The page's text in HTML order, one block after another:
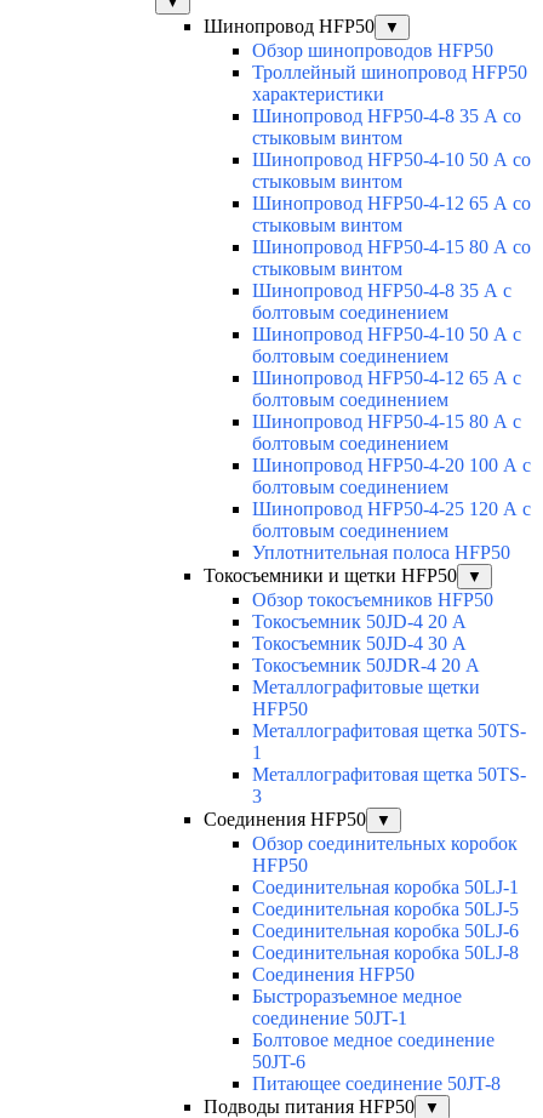
Шинопровод HFP50 ▼
Обзор шинопроводов HFP50
Троллейный шинопровод HFP50
характеристики
Шинопровод HFP50-4-8 35 А со
стыковым винтом
Шинопровод HFP50-4-10 50 А со
стыковым винтом
Шинопровод HFP50-4-12 65 А со
стыковым винтом
Шинопровод HFP50-4-15 80 А со
стыковым винтом
Шинопровод HFP50-4-8 35 А с
болтовым соединением
Шинопровод HFP50-4-10 50 А с
болтовым соединением
Шинопровод HFP50-4-12 65 А с
болтовым соединением
Шинопровод HFP50-4-15 80 А с
болтовым соединением
Шинопровод HFP50-4-20 100 А с
болтовым соединением
Шинопровод HFP50-4-25 120 А с
болтовым соединением
Уплотнительная полоса HFP50
Токосъемники и щетки HFP50
▼
Обзор токосъемников HFP50
Токосъемник 50JD-4 20 А
Токосъемник 50JD-4 30 А
Токосъемник 50JDR-4 20 А
Металлографитовые щетки
HFP50
Металлографитовая щетка 50TS-
1
Металлографитовая щетка 50TS-
3
Соединения HFP50
▼
Обзор соединительных коробок
HFP50
Соединительная коробка 50LJ-1
Соединительная коробка 50LJ-5
Соединительная коробка 50LJ-6
Соединительная коробка 50LJ-8
Соединения HFP50
Быстроразъемное медное
соединение 50JT-1
Болтовое медное соединение
50JT-6
Питающее соединение 50JT-8
Подводы питания HFP50
▼